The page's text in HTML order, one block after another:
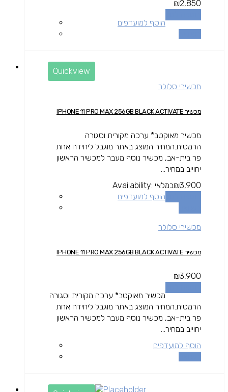
₪2,850
הוסף למועדפים
Quickview
מכשירי סלולר
מכשיר IPHONE 11 PRO MAX 256GB BLACK ACTIVATE
מכשיר מאוקטב* ערכה מקורית וסגורה
הרמטית.המחיר המוצג באתר מוגבל ליחידה אחת
פר בית-אב, מכשיר נוסף מעבר למכשיר הראשון
יחוייב במחיר...
₪3,900
Availability: במלאי
הוסף למועדפים
מכשירי סלולר
מכשיר IPHONE 11 PRO MAX 256GB BLACK ACTIVATE
₪3,900
מכשיר מאוקטב* ערכה מקורית וסגורה
הרמטית.המחיר המוצג באתר מוגבל ליחידה אחת
פר בית-אב, מכשיר נוסף מעבר למכשיר הראשון
יחוייב במחיר...
הוסף למועדפים